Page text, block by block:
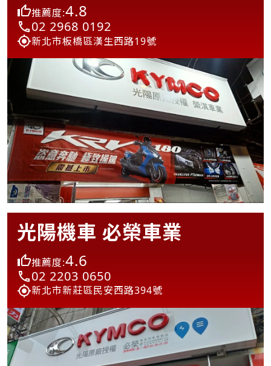
推薦度:4.8
02 2968 0192
新北市板橋區漢生西路19號
光陽機車 必榮車業
推薦度:4.6
02 2203 0650
新北市新莊區民安西路394號